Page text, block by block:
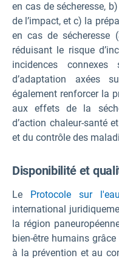
en cas de sécheresse,
de l’impact, et c) la
en cas de sécheresse
réduisant le risque
incidences
d’adaptation axées
également renforcer la
aux effets de la
d’action chaleur-santé
et du contrôle des
Disponibilité et
Le Protocole sur
international
la région
bien-être humains
à la prévention et au